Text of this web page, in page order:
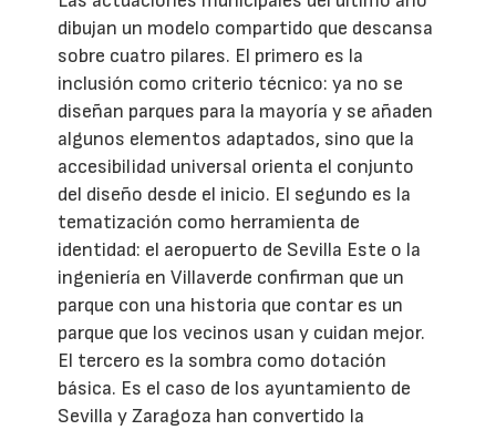
dibujan un modelo compartido que descansa
sobre cuatro pilares. El primero es la
inclusión como criterio técnico: ya no se
diseñan parques para la mayoría y se añaden
algunos elementos adaptados, sino que la
accesibilidad universal orienta el conjunto
del diseño desde el inicio. El segundo es la
tematización como herramienta de
identidad: el aeropuerto de Sevilla Este o la
ingeniería en Villaverde confirman que un
parque con una historia que contar es un
parque que los vecinos usan y cuidan mejor.
El tercero es la sombra como dotación
básica. Es el caso de los ayuntamiento de
Sevilla y Zaragoza han convertido la